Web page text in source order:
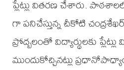
ప్లేట్లు వితరణ చేశారు.
గా పనిచేస్తున్న చీకోటి
ప్రోద్బలంతో విద్యార్థులకు
ముందుకోచ్చినట్లు